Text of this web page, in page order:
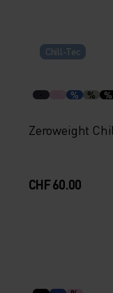
Chill-Tec
% % %
Zeroweight
CHF 60.00